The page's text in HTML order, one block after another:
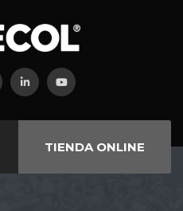
TIENDA ONLINE